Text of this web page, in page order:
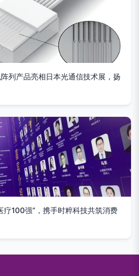
列产品亮相日本光通信技术展，扬
疗100强”，携手时粹科技共筑消费